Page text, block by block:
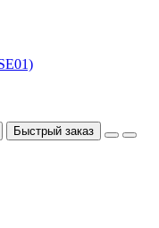
Быстрый заказ